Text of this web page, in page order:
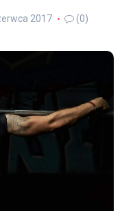
2017 (0)